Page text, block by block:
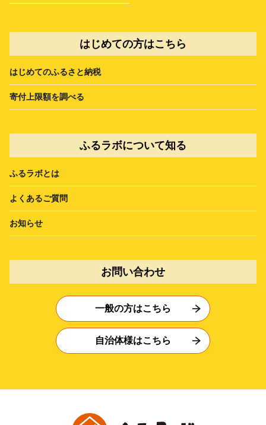
はじめての方はこちら
はじめてのふるさと納税
寄付上限額を調べる
ふるラボについて知る
ふるラボとは
よくあるご質問
お知らせ
お問い合わせ
一般の方はこちら
自治体様はこちら